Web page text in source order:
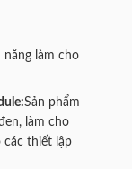
năng làm cho
Sản phẩm
làm cho
các thiết lập